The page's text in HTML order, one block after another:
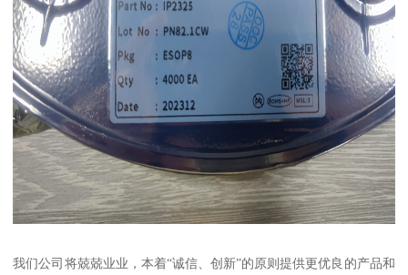
我们公司将兢兢业业，本着“诚信、创新”的原则提供更优良的产品和